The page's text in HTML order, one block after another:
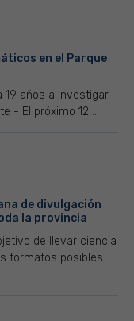
en el Parque
19 años a investigar
- El próximo 12 ...
de divulgación
la provincia
de llevar ciencia
formatos posibles: